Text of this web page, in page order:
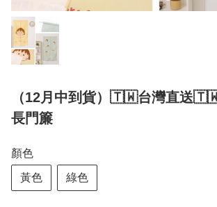
（12月中到貨）🇹🇼台灣直送
長門簾
顏色
黃色 綠色